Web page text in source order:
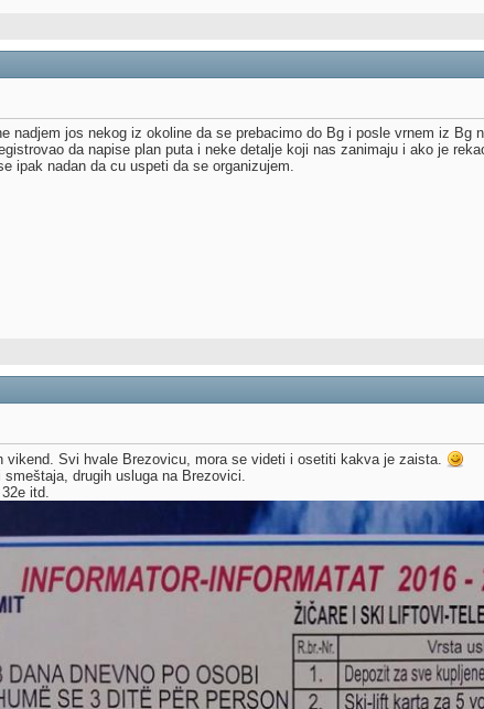
nadjem jos nekog iz okoline da se prebacimo do Bg i posle vrnem iz Bg
da napise plan puta i neke detalje koji nas zanimaju i ako je
ipak nadan da cu uspeti da se organizujem.
vikend. Svi hvale Brezovicu, mora se videti i osetiti kakva je zaista.
drugih usluga na Brezovici.
itd.